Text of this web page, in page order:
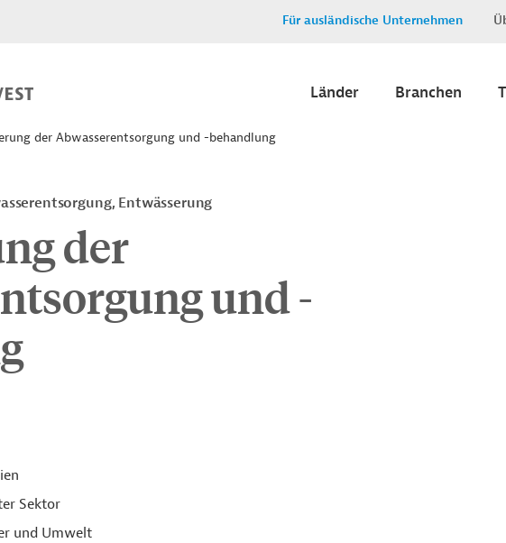
Für ausländische Unternehmen
Länder Branchen
der Abwasserentsorgung und -behandlung
Entwässerung
der
und -
Sektor
und Umwelt